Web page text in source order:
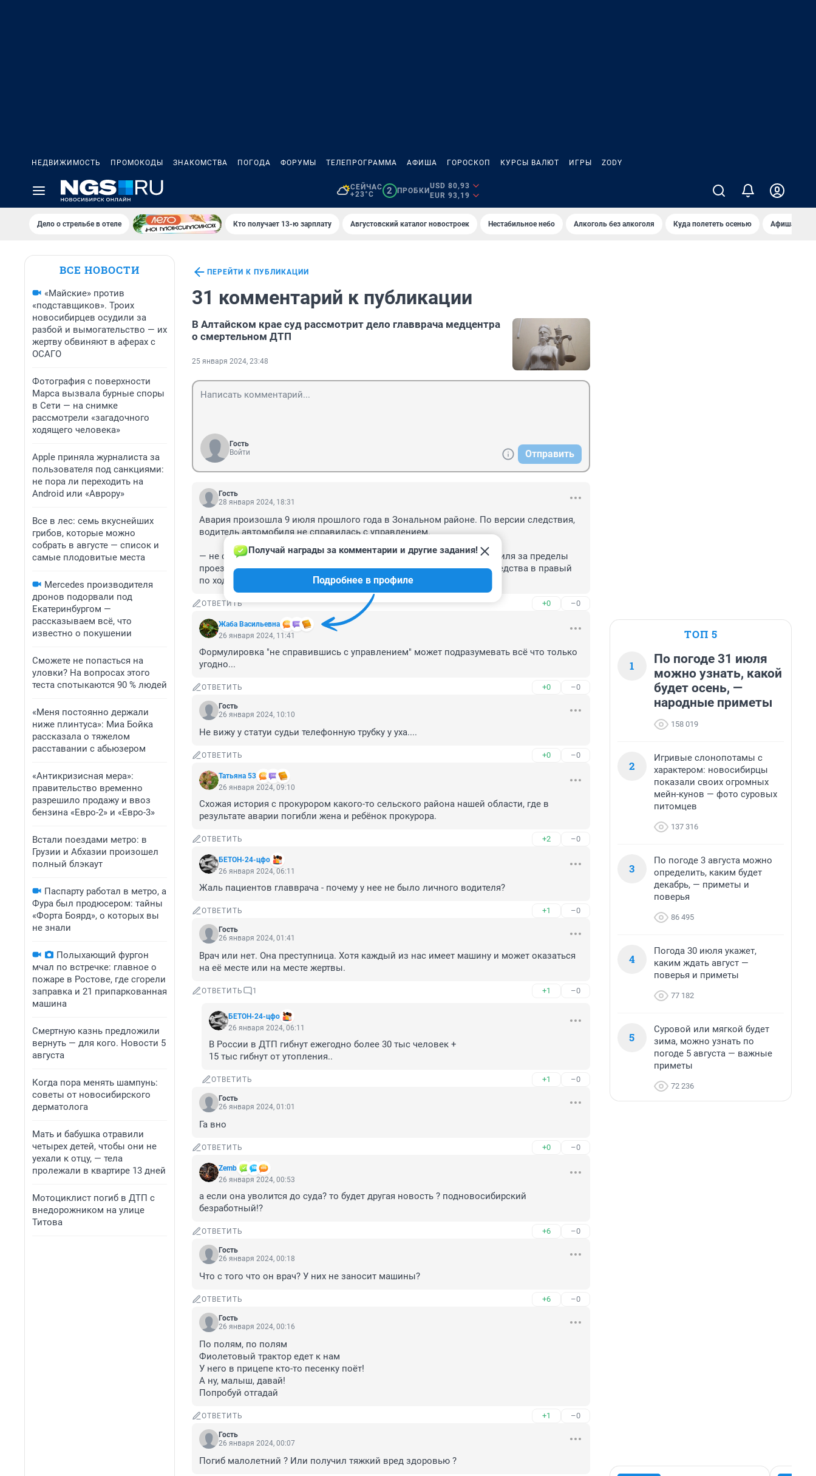
НЕДВИЖИМОСТЬ ПРОМОКОДЫ ЗНАКОМСТВА ПОГОДА ФОРУМЫ ТЕЛЕПРОГРАММА АФИША ГОРОСКОП КУРСЫ ВАЛЮТ ИГРЫ ZODY
СЕЙЧАС
+23°C
2 ПРОБКИ
USD 80,93
EUR 93,19
Дело о стрельбе в отеле Кто получает 13-ю зарплату Августовский каталог новостроек Нестабильное небо Алкоголь без алкоголя Куда полететь осенью Афиша на
ВСЕ НОВОСТИ
«Майские» против
«подставщиков». Троих
новосибирцев осудили за
разбой и вымогательство — их
жертву обвиняют в аферах с
ОСАГО
Фотография с поверхности
Марса вызвала бурные споры
в Сети — на снимке
рассмотрели «загадочного
ходящего человека»
Apple приняла журналиста за
пользователя под санкциями:
не пора ли переходить на
Android или «Аврору»
Все в лес: семь вкуснейших
грибов, которые можно
собрать в августе — список и
самые плодовитые места
Mercedes производителя
дронов подорвали под
Екатеринбургом —
рассказываем всё, что
известно о покушении
Сможете не попасться на
уловки? На вопросах этого
теста спотыкаются 90 % людей
«Меня постоянно держали
ниже плинтуса»: Миа Бойка
рассказала о тяжелом
расставании с абьюзером
«Антикризисная мера»:
правительство временно
разрешило продажу и ввоз
бензина «Евро-2» и «Евро-3»
Встали поездами метро: в
Грузии и Абхазии произошел
полный блэкаут
Паспарту работал в метро, а
Фура был продюсером: тайны
«Форта Боярд», о которых вы
не знали
Полыхающий фургон
мчал по встречке: главное о
пожаре в Ростове, где сгорели
заправка и 21 припаркованная
машина
Смертную казнь предложили
вернуть — для кого. Новости 5
августа
Когда пора менять шампунь:
советы от новосибирского
дерматолога
Мать и бабушка отравили
четырех детей, чтобы они не
уехали к отцу, — тела
пролежали в квартире 13 дней
Мотоциклист погиб в ДТП с
внедорожником на улице
Титова
ПЕРЕЙТИ К ПУБЛИКАЦИИ
31 комментарий к публикации
В Алтайском крае суд рассмотрит дело главврача медцентра
о смертельном ДТП
25 января 2024, 23:48
Гость
Войти
Отправить
Гость
28 января 2024, 18:31
Авария произошла 9 июля прошлого года в Зональном районе. По версии следствия,
водитель автомобиля не справилась с управлением.
— не справившись с управлением, допустила выезд своего автомобиля за пределы
проезжей части с последующим опрокидыванием транспортного средства в правый
по ходу движения кювет с дальнейшим переворотом автомобиля.
ОТВЕТИТЬ +0 –0
Жаба Васильевна
Получай награды за комментарии и другие задания!
Подробнее в профиле
26 января 2024, 11:41
Формулировка "не справившись с управлением" может подразумевать всё что только
угодно...
ОТВЕТИТЬ +0 –0
Гость
26 января 2024, 10:10
Не вижу у статуи судьи телефонную трубку у уха....
ОТВЕТИТЬ +0 –0
Татьяна 53
26 января 2024, 09:10
Схожая история с прокурором какого-то сельского района нашей области, где в
результате аварии погибли жена и ребёнок прокурора.
ОТВЕТИТЬ +2 –0
БЕТОН-24-цфо
26 января 2024, 06:11
Жаль пациентов главврача - почему у нее не было личного водителя?
ОТВЕТИТЬ +1 –0
Гость
26 января 2024, 01:41
Врач или нет. Она преступница. Хотя каждый из нас имеет машину и может оказаться
на её месте или на месте жертвы.
ОТВЕТИТЬ 1 +1 –0
БЕТОН-24-цфо
26 января 2024, 06:11
В России в ДТП гибнут ежегодно более 30 тыс человек +
15 тыс гибнут от утопления..
ОТВЕТИТЬ +1 –0
Гость
26 января 2024, 01:01
Га вно
ОТВЕТИТЬ +0 –0
Zemb
26 января 2024, 00:53
а если она уволится до суда? то будет другая новость ? подновосибирский
безработный!?
ОТВЕТИТЬ +6 –0
Гость
26 января 2024, 00:18
Что с того что он врач? У них не заносит машины?
ОТВЕТИТЬ +6 –0
Гость
26 января 2024, 00:16
По полям, по полям
Фиолетовый трактор едет к нам
У него в прицепе кто-то пеcенку поёт!
А ну, малыш, давай!
Попробуй отгадай
ОТВЕТИТЬ +1 –0
Гость
26 января 2024, 00:07
Погиб малолетний ? Или получил тяжкий вред здоровью ?
ТОП 5
1
По погоде 31 июля
можно узнать, какой
будет осень, —
народные приметы
158 019
2
Игривые слонопотамы с
характером: новосибирцы
показали своих огромных
мейн-кунов — фото суровых
питомцев
137 316
3
По погоде 3 августа можно
определить, каким будет
декабрь, — приметы и
поверья
86 495
4
Погода 30 июля укажет,
каким ждать август —
поверья и приметы
77 182
5
Суровой или мягкой будет
зима, можно узнать по
погоде 5 августа — важные
приметы
72 236